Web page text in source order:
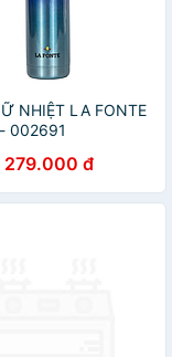
NHIỆT LA FONTE
002691
279.000 đ